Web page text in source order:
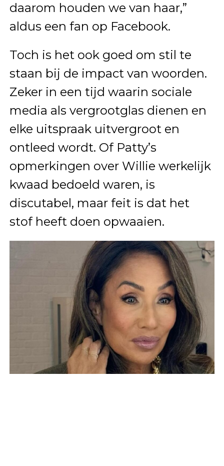
daarom houden we van haar,”
aldus een fan op Facebook.
Toch is het ook goed om stil te
staan bij de impact van woorden.
Zeker in een tijd waarin sociale
media als vergrootglas dienen en
elke uitspraak uitvergroot en
ontleed wordt. Of Patty’s
opmerkingen over Willie werkelijk
kwaad bedoeld waren, is
discutabel, maar feit is dat het
stof heeft doen opwaaien.